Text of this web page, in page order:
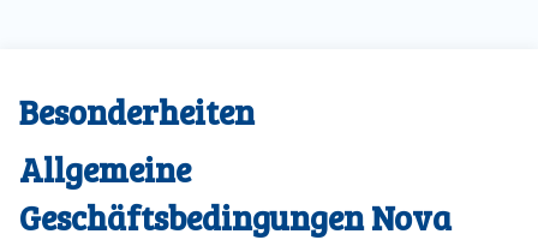
Besonderheiten
Allgemeine
Geschäftsbedingungen Nova